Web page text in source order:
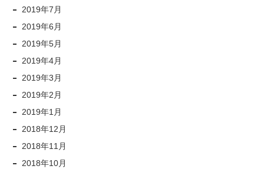
2019年7月
2019年6月
2019年5月
2019年4月
2019年3月
2019年2月
2019年1月
2018年12月
2018年11月
2018年10月